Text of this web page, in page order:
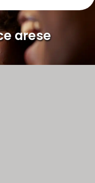
arese